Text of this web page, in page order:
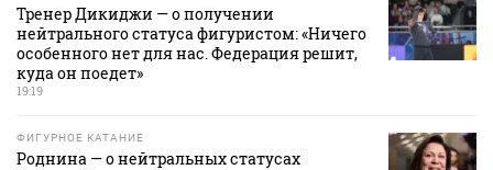
Тренер Дикиджи — о получении
нейтрального статуса фигуристом: «Ничего
особенного нет для нас. Федерация решит,
куда он поедет»
19:19
ФИГУРНОЕ КАТАНИЕ
Роднина — о нейтральных статусах